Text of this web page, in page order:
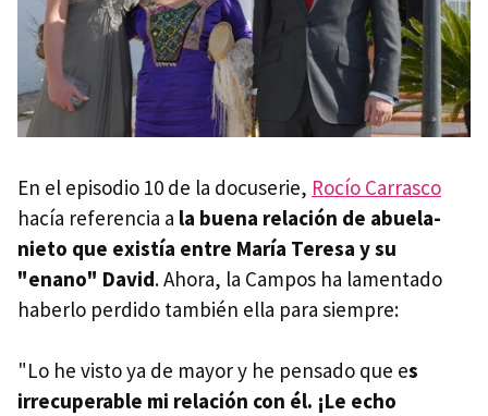
En el episodio 10 de la docuserie, Rocío Carrasco
hacía referencia a la buena relación de abuela-
nieto que existía entre María Teresa y su
"enano" David. Ahora, la Campos ha lamentado
haberlo perdido también ella para siempre:
"Lo he visto ya de mayor y he pensado que es
irrecuperable mi relación con él. ¡Le echo